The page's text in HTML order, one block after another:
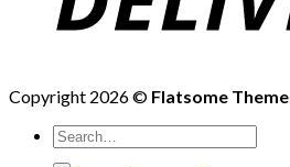
Copyright 2026 © Flatsome Theme
Search
for: